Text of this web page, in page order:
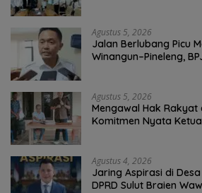
Agustus 5, 2026
Jalan Berlubang Picu
Winangun–Pineleng,
Agustus 5, 2026
Mengawal Hak Rakyat
Komitmen Nyata Ketua
Agustus 4, 2026
Jaring Aspirasi di
DPRD Sulut Braien